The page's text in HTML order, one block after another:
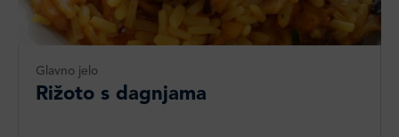
Glavno jelo
Rižoto s dagnjama